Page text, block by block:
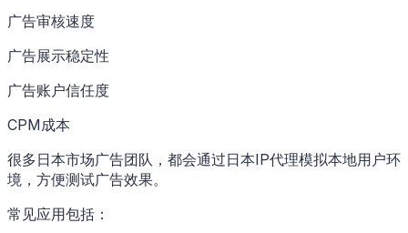
广告审核速度
广告展示稳定性
广告账户信任度
CPM成本
很多日本市场广告团队，都会通过日本IP代理模拟本地用户环
境，方便测试广告效果。
常见应用包括：